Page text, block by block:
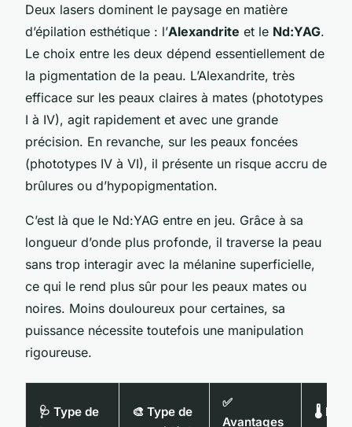
Deux lasers dominent le paysage en matière
d’épilation esthétique : l’Alexandrite et le Nd:YAG.
Le choix entre les deux dépend essentiellement de
la pigmentation de la peau. L’Alexandrite, très
efficace sur les peaux claires à mates (phototypes
I à IV), agit rapidement et avec une grande
précision. En revanche, sur les peaux foncées
(phototypes IV à VI), il présente un risque accru de
brûlures ou d’hypopigmentation.
C’est là que le Nd:YAG entre en jeu. Grâce à sa
longueur d’onde plus profonde, il traverse la peau
sans trop interagir avec la mélanine superficielle,
ce qui le rend plus sûr pour les peaux mates ou
noires. Moins douloureux pour certaines, sa
puissance nécessite toutefois une manipulation
rigoureuse.
🩺 Type de
🎨 Type de
✅
Avantages
🌡️